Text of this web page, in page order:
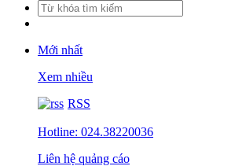
Mới nhất
Xem nhiều
RSS
Hotline: 024.38220036
Liên hệ quảng cáo